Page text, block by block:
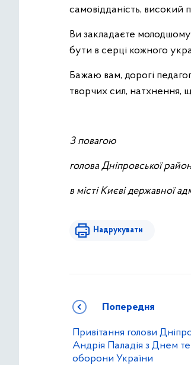
самовідданість, високий
Ви закладаєте
бути в серці кожного
Бажаю вам, дорогі
творчих сил, натхнення,
З повагою
голова Дніпровської
в місті Києві державної
Надрукувати
Попередня
Привітання голови
Андрія Паладія з Днем
оборони України